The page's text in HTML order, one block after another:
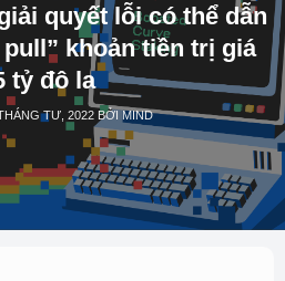
quyết lỗi có thể dẫn
khoản tiền trị giá
tỷ đô la
TƯ, 2022 BỞI MIND